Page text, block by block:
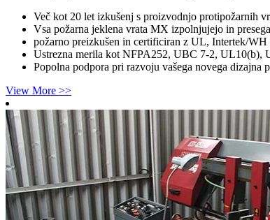
Več kot 20 let izkušenj s proizvodnjo protipožarnih
Vsa požarna jeklena vrata MX izpolnjujejo in
požarno preizkušen in certificiran z UL, Intertek/
Ustrezna merila kot NFPA252, UBC 7-2, UL10(b),
Popolna podpora pri razvoju vašega novega dizajna
View More >>